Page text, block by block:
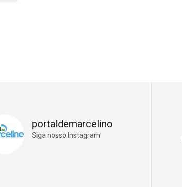
portaldemarcelino
Siga nosso Instagram